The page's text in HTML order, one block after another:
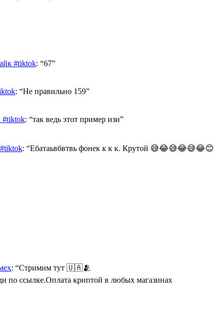
#tiktok: “67”
: “Не правильно 159”
#tiktok: “так ведь этот пример изи”
: “Ебатаьвбвтвь фонек к к к. Крутой 😅😂😅😂😅😂😊
: “Стримим тут 🇺🇦🫂
по ссылке.Оплата криптой в любых магазинах